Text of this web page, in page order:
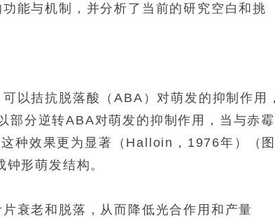
能与机制，并分析了当前的研究空白和挑
以拮抗脱落酸（ABA）对萌发的抑制作用，
分逆转ABA对萌发的抑制作用，当与赤
种效果更为显著（Halloin，1976年）（图
形萌发结构。
衰老和脱落，从而降低光合作用和产量